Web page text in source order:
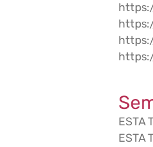
ESTA
ESTA